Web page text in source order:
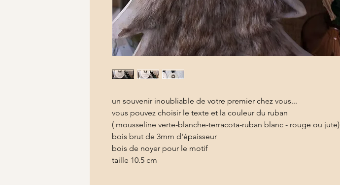
un souvenir inoubliable de votre premier chez vous...
vous pouvez choisir le texte et la couleur du ruban
( mousseline verte-blanche-terracota-ruban blanc - rouge ou jute)
bois brut de 3mm d'épaisseur
bois de noyer pour le motif
taille 10.5 cm